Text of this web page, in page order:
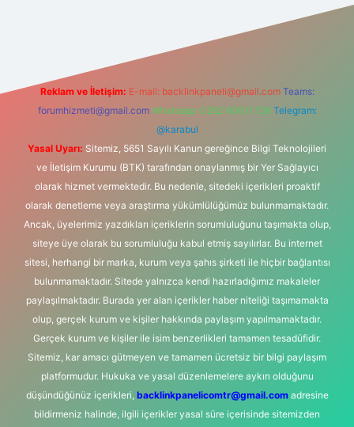
Reklam ve İletişim: E-mail: backlinkpaneli@gmail.com Teams:
forumhizmeti@gmail.com Whatsapp: 0262 606 0 726 Telegram:
@karabul
Yasal Uyarı: Sitemiz, 5651 Sayılı Kanun gereğince Bilgi Teknolojileri
ve İletişim Kurumu (BTK) tarafından onaylanmış bir Yer Sağlayıcı
olarak hizmet vermektedir. Bu nedenle, sitedeki içerikleri proaktif
olarak denetleme veya araştırma yükümlülüğümüz bulunmamaktadır.
Ancak, üyelerimiz yazdıkları içeriklerin sorumluluğunu taşımakta olup,
siteye üye olarak bu sorumluluğu kabul etmiş sayılırlar. Bu internet
sitesi, herhangi bir marka, kurum veya şahıs şirketi ile hiçbir bağlantısı
bulunmamaktadır. Sitede yalnızca kendi hazırladığımız makaleler
paylaşılmaktadır. Burada yer alan içerikler haber niteliği taşımamakta
olup, gerçek kurum ve kişiler hakkında paylaşım yapılmamaktadır.
Gerçek kurum ve kişiler ile isim benzerlikleri tamamen tesadüfidir.
Sitemiz, kar amacı gütmeyen ve tamamen ücretsiz bir bilgi paylaşım
platformudur. Hukuka ve yasal düzenlemelere aykırı olduğunu
düşündüğünüz içerikleri, backlinkpanelicomtr@gmail.comadresine
bildirmeniz halinde, ilgili içerikler yasal süre içerisinde sitemizden